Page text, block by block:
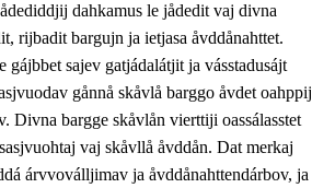
dahkamus le jådedit vaj divna
rijbadit bargujn ja ietjasa åvddånahttet.
gájbbet sajev gatjádalátjit ja vásstadusájt
gånnå skåvlå barggo åvdet oahppij
Divna bargge skåvlån vierttiji oassálasstet
vaj skåvllå åvddån. Dat merkaj
árvvoválljimav ja åvddånahttendárbov, ja